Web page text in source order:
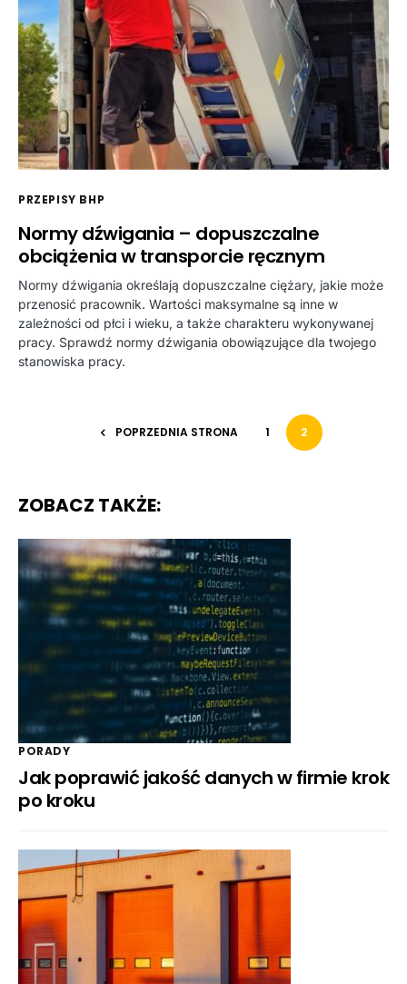
PRZEPISY BHP
Normy dźwigania – dopuszczalne
obciążenia w transporcie ręcznym
Normy dźwigania określają dopuszczalne ciężary, jakie może
przenosić pracownik. Wartości maksymalne są inne w
zależności od płci i wieku, a także charakteru wykonywanej
pracy. Sprawdź normy dźwigania obowiązujące dla twojego
stanowiska pracy.
POPRZEDNIA STRONA 1 2
ZOBACZ TAKŻE:
PORADY
Jak poprawić jakość danych w firmie krok
po kroku